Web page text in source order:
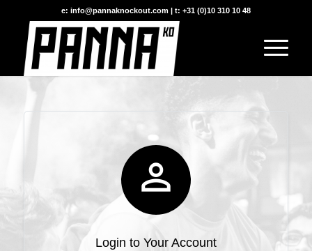
e: info@pannaknockout.com | t: +31 (0)10 310 10 48

Login to Your Account